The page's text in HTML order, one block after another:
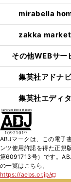
mirabella
zakka market
その他WEBサー
集英社アドナ
集英社エディ
ABJマークは、この電子
ンツ使用許諾を得た正規
第6091713号）です。
の一覧はこちら。
https://aebs.or.jp/
新